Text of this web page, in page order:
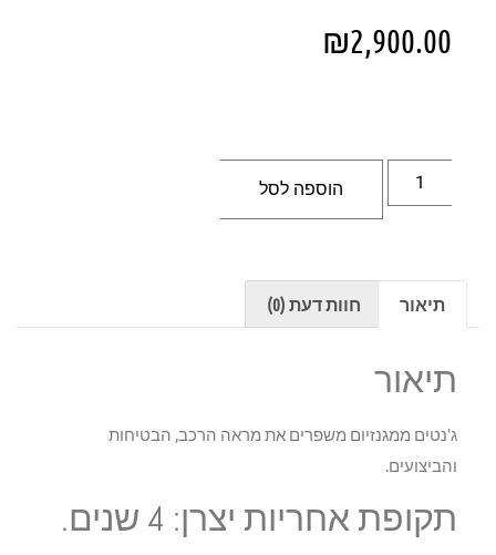
₪2,900.00
הוספה לסל
תיאור חוות דעת (0)
תיאור
ג'נטים ממגנזיום משפרים את מראה הרכב, הבטיחות
והביצועים.
תקופת אחריות יצרן: 4 שנים.